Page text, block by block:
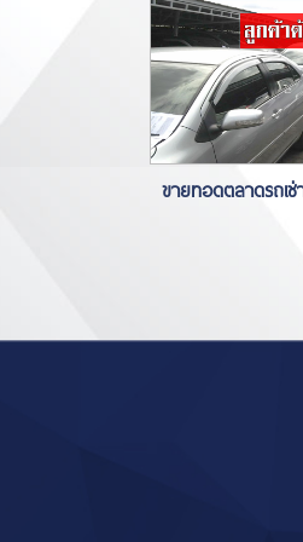
ขายทอดตลาดรถเ